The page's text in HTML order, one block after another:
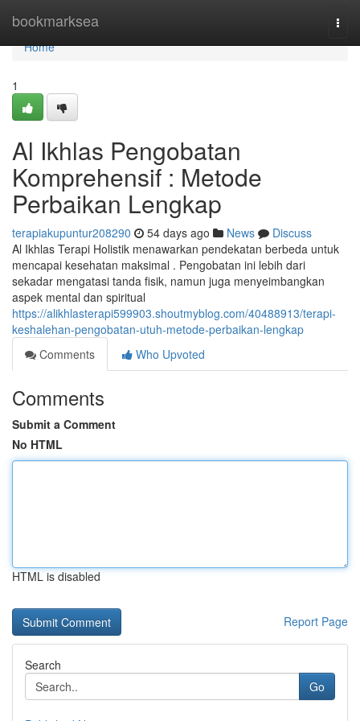
bookmarksea
Home
Home
1
Al Ikhlas Pengobatan
Komprehensif : Metode
Perbaikan Lengkap
terapiakupuntur208290 54 days ago News
Discuss
Al Ikhlas Terapi Holistik menawarkan pendekatan berbeda untuk
mencapai kesehatan maksimal . Pengobatan ini lebih dari
sekadar mengatasi tanda fisik, namun juga menyeimbangkan
aspek mental dan spiritual
https://alikhlasterapi599903.shoutmyblog.com/40488913/terapi-
keshalehan-pengobatan-utuh-metode-perbaikan-lengkap
Comments
Who Upvoted
Comments
Submit a Comment
No HTML
HTML is disabled
Report Page
Search
Go